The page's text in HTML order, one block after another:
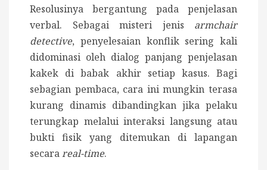
Resolusinya bergantung pada penjelasan
verbal. Sebagai misteri jenis armchair
detective, penyelesaian konflik sering kali
didominasi oleh dialog panjang penjelasan
kakek di babak akhir setiap kasus. Bagi
sebagian pembaca, cara ini mungkin terasa
kurang dinamis dibandingkan jika pelaku
terungkap melalui interaksi langsung atau
bukti fisik yang ditemukan di lapangan
secarareal-time.